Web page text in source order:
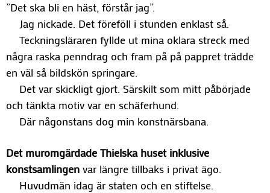
”Det ska bli en häst, förstår jag”.
Jag nickade. Det föreföll i stunden enklast så.
Teckningsläraren fyllde ut mina oklara streck med
några raska penndrag och fram på på pappret trädde
en väl så bildskön springare.
Det var skickligt gjort. Särskilt som mitt påbörjade
och tänkta motiv var en schäferhund.
Där någonstans dog min konstnärsbana.
Det muromgärdade Thielska huset inklusive
konstsamlingen var längre tillbaks i privat ägo.
Huvudmän idag är staten och en stiftelse.